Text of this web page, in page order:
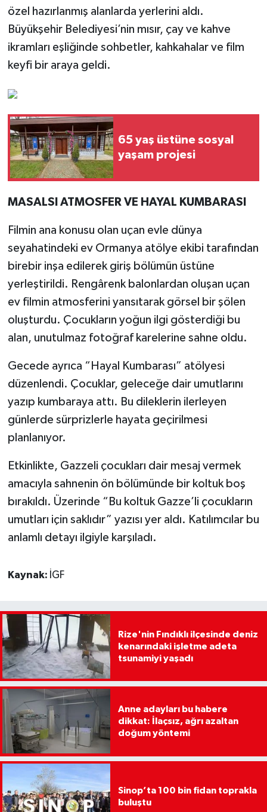
özel hazırlanmış alanlarda yerlerini aldı.
Büyükşehir Belediyesi’nin mısır, çay ve kahve
ikramları eşliğinde sohbetler, kahkahalar ve film
keyfi bir araya geldi.
65 yaş üstüne sosyal
yaşam projesi
MASALSI ATMOSFER VE HAYAL KUMBARASI
Filmin ana konusu olan uçan evle dünya
seyahatindeki ev Ormanya atölye ekibi tarafından
birebir inşa edilerek giriş bölümün üstüne
yerleştirildi. Rengârenk balonlardan oluşan uçan
ev filmin atmosferini yansıtarak görsel bir şölen
oluşturdu. Çocukların yoğun ilgi gösterdiği bu
alan, unutulmaz fotoğraf karelerine sahne oldu.
Gecede ayrıca “Hayal Kumbarası” atölyesi
düzenlendi. Çocuklar, geleceğe dair umutlarını
yazıp kumbaraya attı. Bu dileklerin ilerleyen
günlerde sürprizlerle hayata geçirilmesi
planlanıyor.
Etkinlikte, Gazzeli çocukları dair mesaj vermek
amacıyla sahnenin ön bölümünde bir koltuk boş
bırakıldı. Üzerinde “Bu koltuk Gazze’li çocukların
umutları için saklıdır” yazısı yer aldı. Katılımcılar bu
anlamlı detayı ilgiyle karşıladı.
Kaynak: İGF
Rize'nin Fındıklı ilçesinde deniz
kenarındaki işletme adeta
tsunamiyi yaşadı
Anne adayları bu habere
dikkat: İlaçsız, ağrı azaltan
doğum yöntemi
Sinop’ta 100 bin fidan toprakla
buluştu